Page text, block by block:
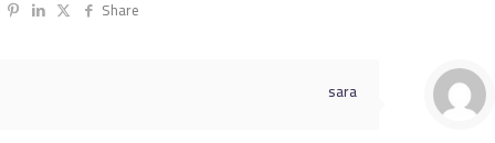
Share
sara